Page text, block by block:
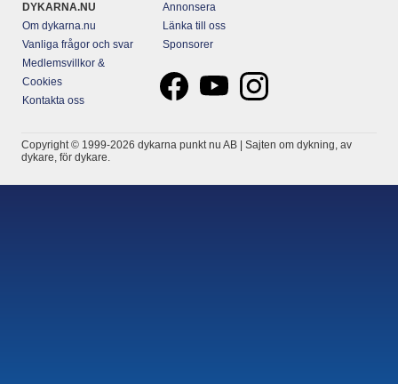
DYKARNA.NU
Om dykarna.nu
Vanliga frågor och svar
Medlemsvillkor &
Cookies
Kontakta oss
Annonsera
Länka till oss
Sponsorer
Copyright © 1999-2026 dykarna punkt nu AB | Sajten om dykning, av
dykare, för dykare.